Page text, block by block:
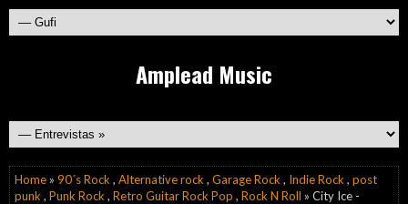
Amplead Music
Home » 90´s Rock , Alternative rock , Garage Rock , Indie Rock , post
punk , Punk Rock , Retro Guitar Rock Pop , Rock N Roll » City Ice -